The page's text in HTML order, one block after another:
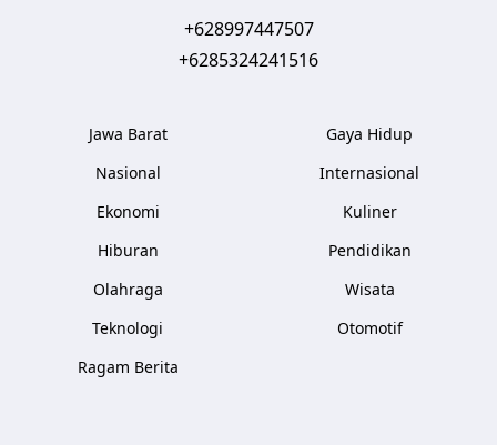
+628997447507
+6285324241516
Jawa Barat
Nasional
Ekonomi
Hiburan
Olahraga
Teknologi
Ragam Berita
Gaya Hidup
Internasional
Kuliner
Pendidikan
Wisata
Otomotif